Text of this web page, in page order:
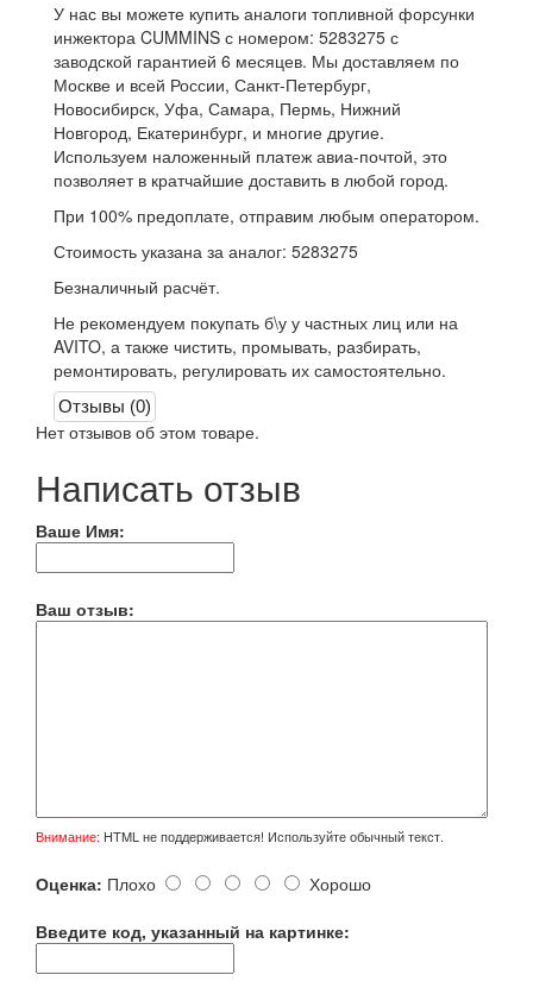
У нас вы можете купить аналоги топливной форсунки
инжектора CUMMINS с номером: 5283275 с
заводской гарантией 6 месяцев. Мы доставляем по
Москве и всей России, Санкт-Петербург,
Новосибирск, Уфа, Самара, Пермь, Нижний
Новгород, Екатеринбург, и многие другие.
Используем наложенный платеж авиа-почтой, это
позволяет в кратчайшие доставить в любой город.
При 100% предоплате, отправим любым оператором.
Стоимость указана за аналог: 5283275
Безналичный расчёт.
Не рекомендуем покупать б\у у частных лиц или на
AVITO, а также чистить, промывать, разбирать,
ремонтировать, регулировать их самостоятельно.
Отзывы (0)
Нет отзывов об этом товаре.
Написать отзыв
Ваше Имя:
Ваш отзыв:
Внимание: HTML не поддерживается! Используйте обычный текст.
Оценка: Плохо
Хорошо
Введите код, указанный на картинке: